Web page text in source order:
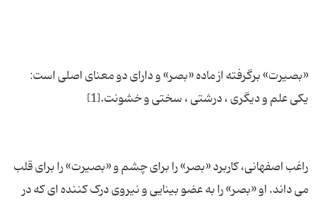
«بصیرت» برگرفته از ماده «بصر» و دارای دو معنای اصلی است:
راغب اصفهانی، کاربرد «بصر» را برای چشم و «بصیرت» را برای قلب
می داند. او «بصر» را به عضو بینایی و نیروی درک کننده ای که در